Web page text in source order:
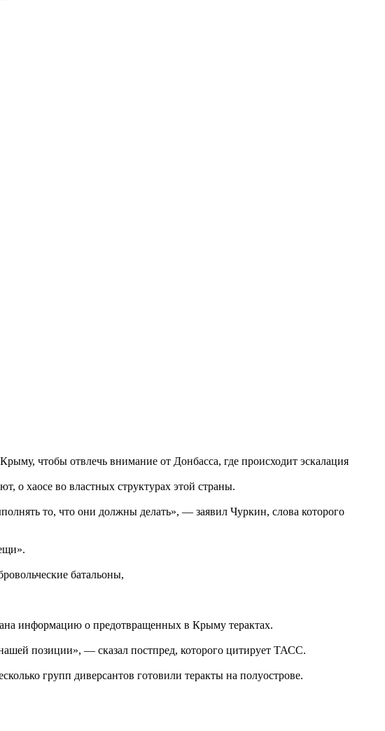
чтобы отвлечь внимание от Донбасса, где происходит эскалация
о хаосе во властных структурах этой страны.
то, что они должны делать», — заявил Чуркин, слова которого
батальоны,
информацию о предотвращенных в Крыму терактах.
позиции», — сказал постпред, которого цитирует ТАСС.
групп диверсантов готовили теракты на полуострове.